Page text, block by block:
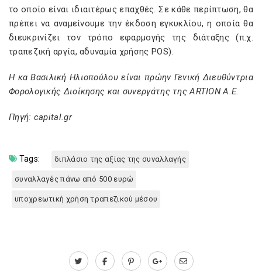
το οποίο είναι ιδιαιτέρως επαχθές. Σε κάθε περίπτωση, θα
πρέπει να αναμείνουμε την έκδοση εγκυκλίου, η οποία θα
διευκρινίζει τον τρόπο εφαρμογής της διάταξης (π.χ.
τραπεζική αργία, αδυναμία χρήσης POS).
Η κα Βασιλική Ηλιοπούλου είναι πρώην Γενική Διευθύντρια
Φορολογικής Διοίκησης και συνεργάτης της ARTΙON A.E.
Πηγή: capital.gr
Tags: διπλάσιο της αξίας της συναλλαγής
συναλλαγές πάνω από 500 ευρώ
υποχρεωτική χρήση τραπεζικού μέσου